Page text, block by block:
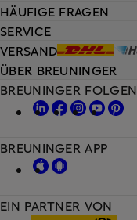
HÄUFIGE FRAGEN
SERVICE
VERSAND
ÜBER BREUNINGER
EIN PARTNER VON
BREUNINGER FOLGEN
BREUNINGER APP